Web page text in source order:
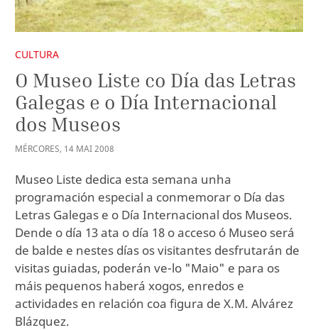
CULTURA
O Museo Liste co Día das Letras
Galegas e o Día Internacional
dos Museos
MÉRCORES, 14 MAI2008
Museo Liste dedica esta semana unha
programación especial a conmemorar o Día das
Letras Galegas e o Día Internacional dos Museos.
Dende o día 13 ata o día 18 o acceso ó Museo será
de balde e nestes días os visitantes desfrutarán de
visitas guiadas, poderán ve-lo "Maio" e para os
máis pequenos haberá xogos, enredos e
actividades en relación coa figura de X.M. Alvárez
Blázquez.